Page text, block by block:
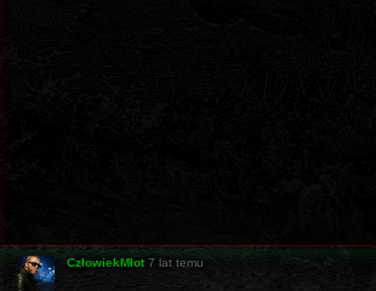
CzłowiekMłot 7 lat temu